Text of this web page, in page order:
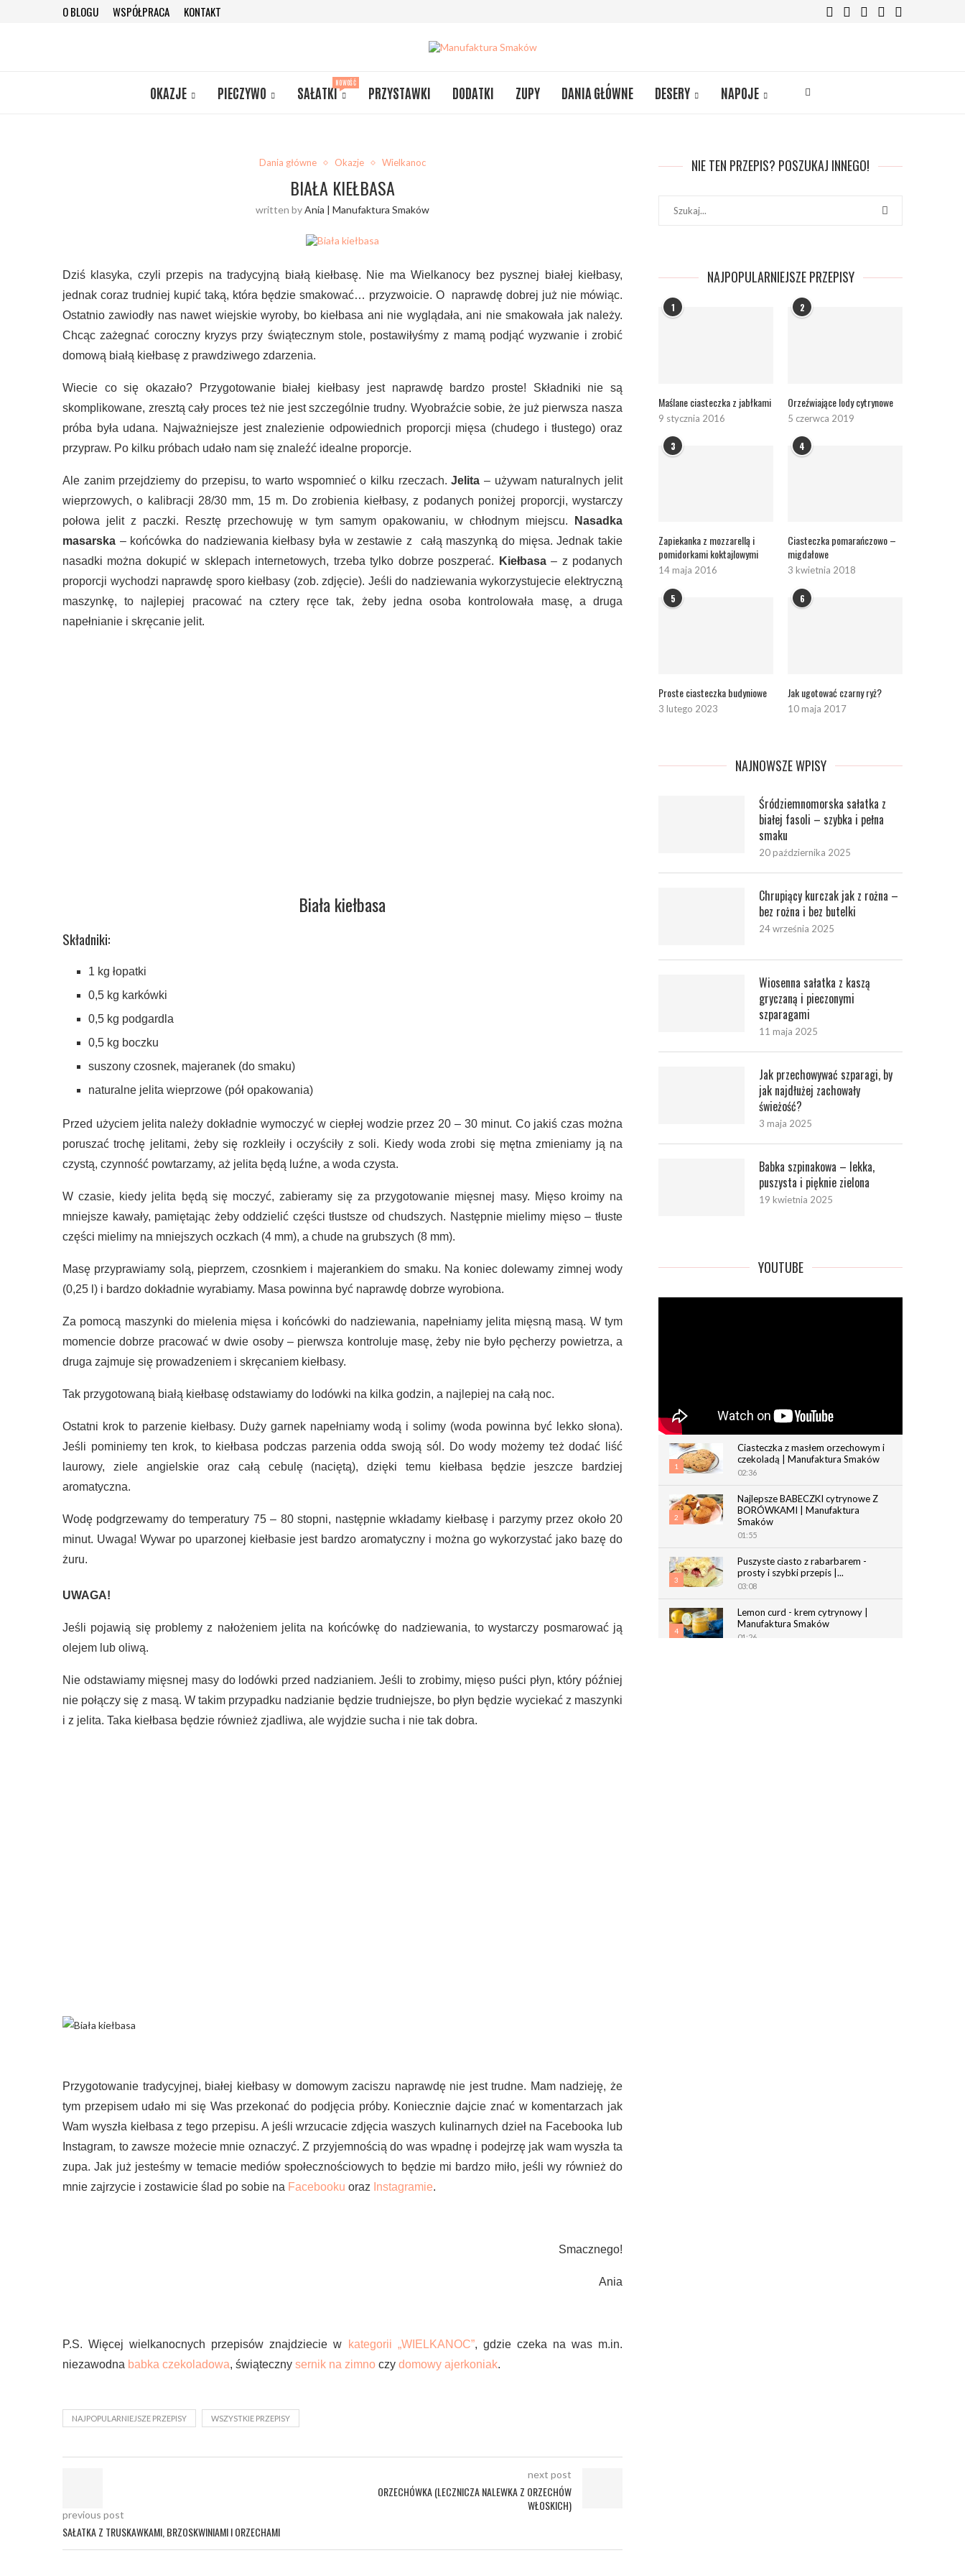
O BLOGU WSPÓŁPRACA KONTAKT
OKAZJE PIECZYWO SAŁATKI
NOWOŚĆ
PRZYSTAWKI DODATKI ZUPY DANIA GŁÓWNE DESERY NAPOJE
Dania główne Okazje Wielkanoc
BIAŁA KIEŁBASA
written byAnia | Manufaktura Smaków
Dziś klasyka, czyli przepis na tradycyjną białą kiełbasę. Nie ma Wielkanocy bez pysznej białej kiełbasy,
jednak coraz trudniej kupić taką, która będzie smakować… przyzwoicie. O naprawdę dobrej już nie mówiąc.
Ostatnio zawiodły nas nawet wiejskie wyroby, bo kiełbasa ani nie wyglądała, ani nie smakowała jak należy.
Chcąc zażegnać coroczny kryzys przy świątecznym stole, postawiłyśmy z mamą podjąć wyzwanie i zrobić
domową białą kiełbasę z prawdziwego zdarzenia.
Wiecie co się okazało? Przygotowanie białej kiełbasy jest naprawdę bardzo proste! Składniki nie są
skomplikowane, zresztą cały proces też nie jest szczególnie trudny. Wyobraźcie sobie, że już pierwsza nasza
próba była udana. Najważniejsze jest znalezienie odpowiednich proporcji mięsa (chudego i tłustego) oraz
przypraw. Po kilku próbach udało nam się znaleźć idealne proporcje.
Ale zanim przejdziemy do przepisu, to warto wspomnieć o kilku rzeczach.Jelita – używam naturalnych jelit
wieprzowych, o kalibracji 28/30 mm, 15 m. Do zrobienia kiełbasy, z podanych poniżej proporcji, wystarczy
połowa jelit z paczki. Resztę przechowuję w tym samym opakowaniu, w chłodnym miejscu.
Nasadka
masarska – końcówka do nadziewania kiełbasy była w zestawie z całą maszynką do mięsa. Jednak takie
nasadki można dokupić w sklepach internetowych, trzeba tylko dobrze poszperać.
Kiełbasa– z podanych
proporcji wychodzi naprawdę sporo kiełbasy (zob. zdjęcie). Jeśli do nadziewania wykorzystujecie elektryczną
maszynkę, to najlepiej pracować na cztery ręce tak, żeby jedna osoba kontrolowała masę, a druga
napełnianie i skręcanie jelit.
Biała kiełbasa
Składniki:
1 kg łopatki
0,5 kg karkówki
0,5 kg podgardla
0,5 kg boczku
suszony czosnek, majeranek (do smaku)
naturalne jelita wieprzowe (pół opakowania)
Przed użyciem jelita należy dokładnie wymoczyć w ciepłej wodzie przez 20 – 30 minut. Co jakiś czas można
poruszać trochę jelitami, żeby się rozkleiły i oczyściły z soli. Kiedy woda zrobi się mętna zmieniamy ją na
czystą, czynność powtarzamy, aż jelita będą luźne, a woda czysta.
W czasie, kiedy jelita będą się moczyć, zabieramy się za przygotowanie mięsnej masy. Mięso kroimy na
mniejsze kawały, pamiętając żeby oddzielić części tłustsze od chudszych. Następnie mielimy mięso – tłuste
części mielimy na mniejszych oczkach (4 mm), a chude na grubszych (8 mm).
Masę przyprawiamy solą, pieprzem, czosnkiem i majerankiem do smaku. Na koniec dolewamy zimnej wody
(0,25 l) i bardzo dokładnie wyrabiamy. Masa powinna być naprawdę dobrze wyrobiona.
Za pomocą maszynki do mielenia mięsa i końcówki do nadziewania, napełniamy jelita mięsną masą. W tym
momencie dobrze pracować w dwie osoby – pierwsza kontroluje masę, żeby nie było pęcherzy powietrza, a
druga zajmuje się prowadzeniem i skręcaniem kiełbasy.
Tak przygotowaną białą kiełbasę odstawiamy do lodówki na kilka godzin, a najlepiej na całą noc.
Ostatni krok to parzenie kiełbasy. Duży garnek napełniamy wodą i solimy (woda powinna być lekko słona).
Jeśli pominiemy ten krok, to kiełbasa podczas parzenia odda swoją sól. Do wody możemy też dodać liść
laurowy, ziele angielskie oraz całą cebulę (naciętą), dzięki temu kiełbasa będzie jeszcze bardziej
aromatyczna.
Wodę podgrzewamy do temperatury 75 – 80 stopni, następnie wkładamy kiełbasę i parzymy przez około 20
minut. Uwaga! Wywar po uparzonej kiełbasie jest bardzo aromatyczny i można go wykorzystać jako bazę do
żuru.
UWAGA!
Jeśli pojawią się problemy z nałożeniem jelita na końcówkę do nadziewania, to wystarczy posmarować ją
olejem lub oliwą.
Nie odstawiamy mięsnej masy do lodówki przed nadzianiem. Jeśli to zrobimy, mięso puści płyn, który później
nie połączy się z masą. W takim przypadku nadzianie będzie trudniejsze, bo płyn będzie wyciekać z maszynki
i z jelita. Taka kiełbasa będzie również zjadliwa, ale wyjdzie sucha i nie tak dobra.
Przygotowanie tradycyjnej, białej kiełbasy w domowym zaciszu naprawdę nie jest trudne. Mam nadzieję, że
tym przepisem udało mi się Was przekonać do podjęcia próby. Koniecznie dajcie znać w komentarzach jak
Wam wyszła kiełbasa z tego przepisu. A jeśli wrzucacie zdjęcia waszych kulinarnych dzieł na Facebooka lub
Instagram, to zawsze możecie mnie oznaczyć. Z przyjemnością do was wpadnę i podejrzę jak wam wyszła ta
zupa. Jak już jesteśmy w temacie mediów społecznościowych to będzie mi bardzo miło, jeśli wy również do
mnie zajrzycie i zostawicie ślad po sobie na Facebooku oraz Instagramie.
Smacznego!
Ania
P.S. Więcej wielkanocnych przepisów znajdziecie w kategorii „WIELKANOC”, gdzie czeka na was m.in.
niezawodna babka czekoladowa, świąteczny sernik na zimno czy domowy ajerkoniak.
NAJPOPULARNIEJSZE PRZEPISY WSZYSTKIE PRZEPISY
previous post
SAŁATKA Z TRUSKAWKAMI, BRZOSKWINIAMI I ORZECHAMI
next post
ORZECHÓWKA (LECZNICZA NALEWKA Z ORZECHÓW
WŁOSKICH)
NIE TEN PRZEPIS? POSZUKAJ INNEGO!
NAJPOPULARNIEJSZE PRZEPISY
1
Maślane ciasteczka z jabłkami
9 stycznia 2016
2
Orzeźwiające lody cytrynowe
5 czerwca 2019
3
Zapiekanka z mozzarellą i
pomidorkami koktajlowymi
14 maja 2016
4
Ciasteczka pomarańczowo –
migdałowe
3 kwietnia 2018
5
Proste ciasteczka budyniowe
3 lutego 2023
6
Jak ugotować czarny ryż?
10 maja 2017
NAJNOWSZE WPISY
Śródziemnomorska sałatka z
białej fasoli – szybka i pełna
smaku
20 października 2025
Chrupiący kurczak jak z rożna –
bez rożna i bez butelki
24 września 2025
Wiosenna sałatka z kaszą
gryczaną i pieczonymi
szparagami
11 maja 2025
Jak przechowywać szparagi, by
jak najdłużej zachowały
świeżość?
3 maja 2025
Babka szpinakowa – lekka,
puszysta i pięknie zielona
19 kwietnia 2025
YOUTUBE
1
Ciasteczka z masłem orzechowym i
czekoladą | Manufaktura Smaków
02:36
2
Najlepsze BABECZKI cytrynowe Z
BORÓWKAMI | Manufaktura
Smaków
01:55
3
Puszyste ciasto z rabarbarem -
prosty i szybki przepis |...
03:08
4
Lemon curd - krem cytrynowy |
Manufaktura Smaków
01:26